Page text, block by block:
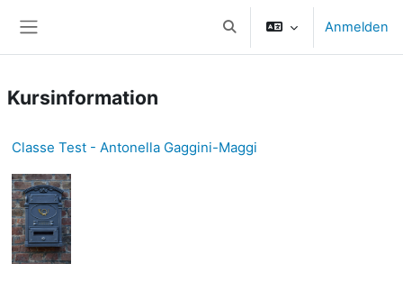
Sucheingabe umschalten
Anmelden
Kursinformation
Classe Test - Antonella Gaggini-Maggi